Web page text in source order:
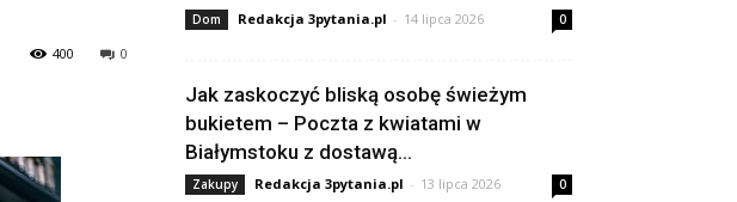
0
400
Dom Redakcja 3pytania.pl - 14 lipca 2026 0
Jak zaskoczyć bliską osobę świeżym
bukietem – Poczta z kwiatami w
Białymstoku z dostawą...
Zakupy Redakcja 3pytania.pl - 13 lipca 2026 0